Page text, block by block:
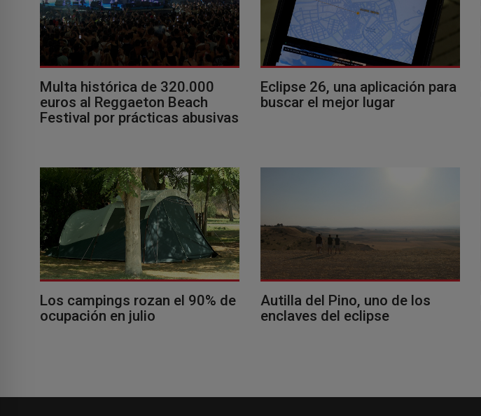
Multa histórica de 320.000
euros al Reggaeton Beach
Festival por prácticas abusivas
Eclipse 26, una aplicación para
buscar el mejor lugar
Los campings rozan el 90% de
ocupación en julio
Autilla del Pino, uno de los
enclaves del eclipse